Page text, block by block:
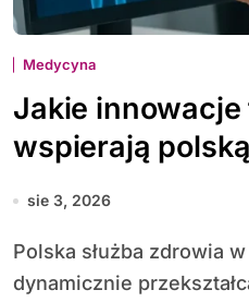
Medycyna
Jakie
wspierają
sie 3, 2026
Polska służba zdrowia w ostatnich latach
dynamicznie